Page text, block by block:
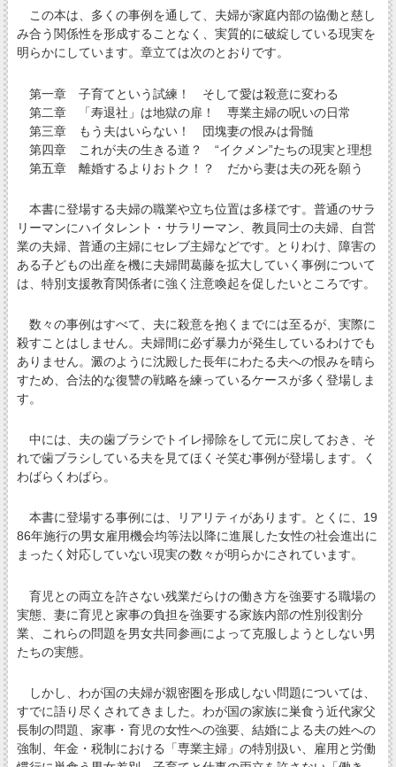
この本は、多くの事例を通して、夫婦が家庭内部の協働と慈し
み合う関係性を形成することなく、実質的に破綻している現実を
明らかにしています。章立ては次のとおりです。
第一章 子育てという試練！ そして愛は殺意に変わる
第二章 「寿退社」は地獄の扉！ 専業主婦の呪いの日常
第三章 もう夫はいらない！ 団塊妻の恨みは骨髄
第四章 これが夫の生きる道？ “イクメン”たちの現実と理想
第五章 離婚するよりおトク！？ だから妻は夫の死を願う
本書に登場する夫婦の職業や立ち位置は多様です。普通のサラ
リーマンにハイタレント・サラリーマン、教員同士の夫婦、自営
業の夫婦、普通の主婦にセレブ主婦などです。とりわけ、障害の
ある子どもの出産を機に夫婦間葛藤を拡大していく事例について
は、特別支援教育関係者に強く注意喚起を促したいところです。
数々の事例はすべて、夫に殺意を抱くまでには至るが、実際に
殺すことはしません。夫婦間に必ず暴力が発生しているわけでも
ありません。澱のように沈殿した長年にわたる夫への恨みを晴ら
すため、合法的な復讐の戦略を練っているケースが多く登場しま
す。
中には、夫の歯ブラシでトイレ掃除をして元に戻しておき、そ
れで歯ブラシしている夫を見てほくそ笑む事例が登場します。く
わばらくわばら。
本書に登場する事例には、リアリティがあります。とくに、19
86年施行の男女雇用機会均等法以降に進展した女性の社会進出に
まったく対応していない現実の数々が明らかにされています。
育児との両立を許さない残業だらけの働き方を強要する職場の
実態、妻に育児と家事の負担を強要する家族内部の性別役割分
業、これらの問題を男女共同参画によって克服しようとしない男
たちの実態。
しかし、わが国の夫婦が親密圏を形成しない問題については、
すでに語り尽くされてきました。わが国の家族に巣食う近代家父
長制の問題、家事・育児の女性への強要、結婚による夫の姓への
強制、年金・税制における「専業主婦」の特別扱い、雇用と労働